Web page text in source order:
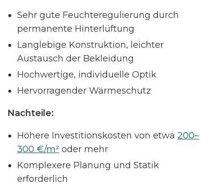
Sehr gute Feuchteregulierung durch
permanente Hinterlüftung
Langlebige Konstruktion, leichter
Austausch der Bekleidung
Hochwertige, individuelle Optik
Hervorragender Wärmeschutz
Nachteile:
Höhere Investitionskosten von etwa 200–
300 €/m² oder mehr
Komplexere Planung und Statik
erforderlich